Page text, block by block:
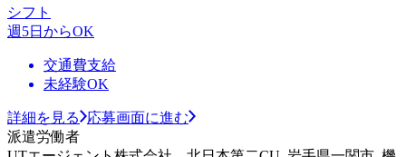
シフト
週5日からOK
交通費支給
未経験OK
詳細を見る
応募画面に進む
派遣労働者